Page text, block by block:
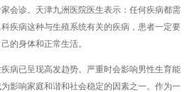
会诊。天津九洲医院医生表示：任何疾病都需
疾病这种与生殖系统有关的疾病，患者一定要
的身体和正常生活。
已呈现高发趋势。严重时会影响男性生育能
影响家庭和谐和社会稳定的因素之一。作为一